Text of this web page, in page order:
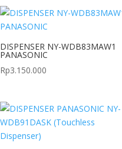
DISPENSER NY-WDB83MAW1
PANASONIC
Rp3.150.000